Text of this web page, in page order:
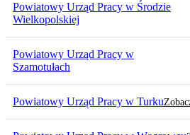
Powiatowy Urząd Pracy w Środzie
Wielkopolskiej
Powiatowy Urząd Pracy w
Szamotułach
Powiatowy Urząd Pracy w Turku